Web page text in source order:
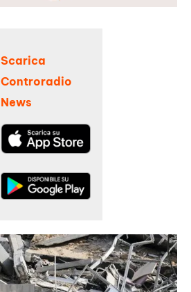
Scarica
Controradio
News